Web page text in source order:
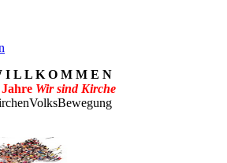
I L L K O M M E N
Jahre Wir sind Kirche